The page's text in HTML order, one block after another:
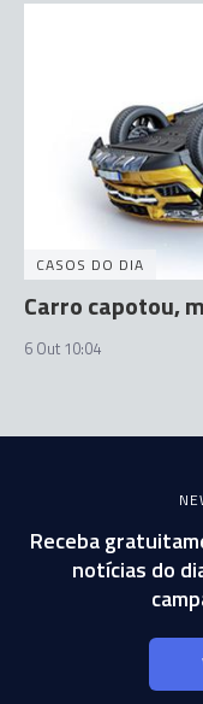
CASOS DO DIA
Carro capotou,
6 Out 10:04
Receba
notícias do